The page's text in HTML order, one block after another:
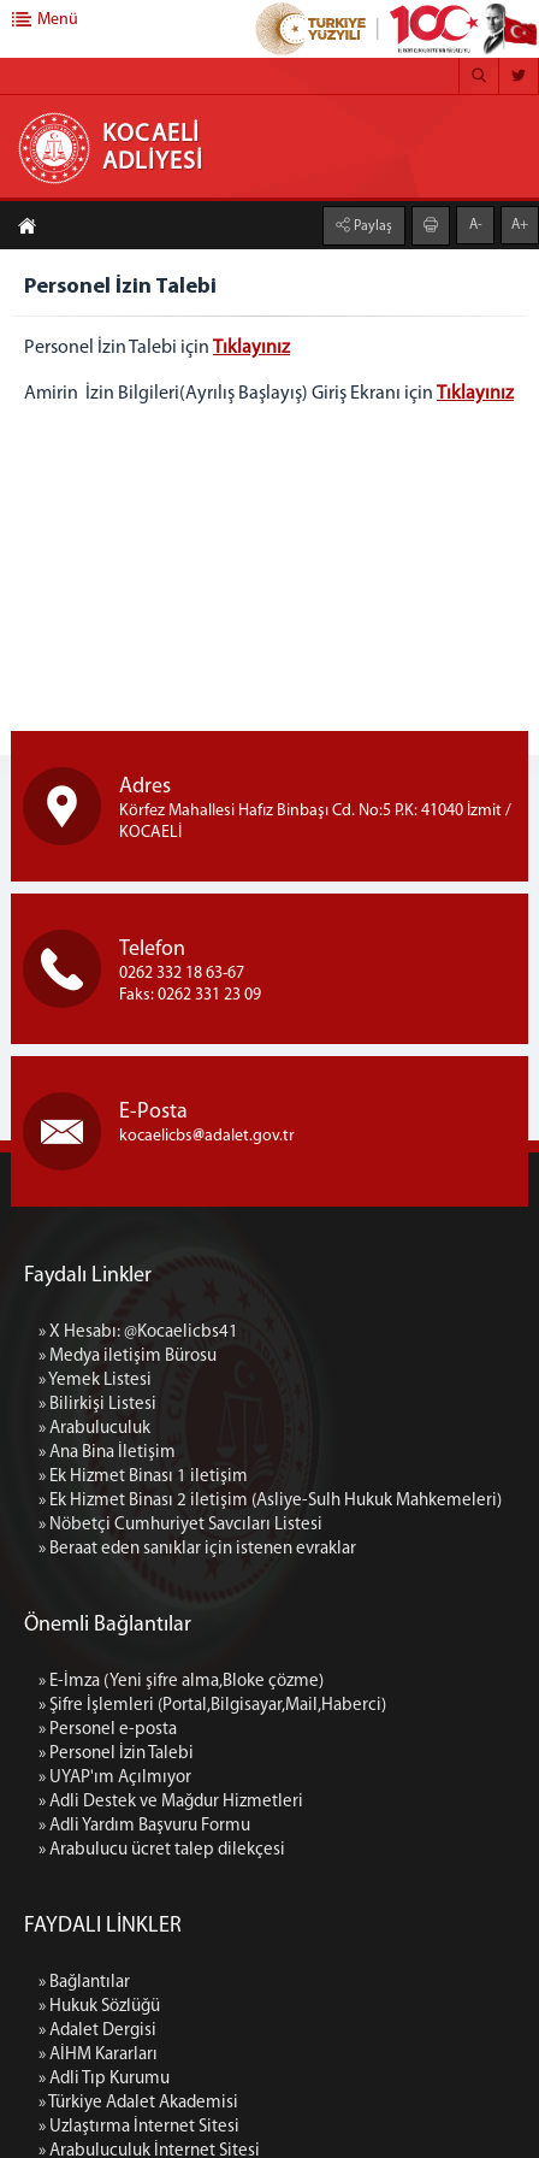
KOCAELİ ADLİYESİ
ANA SAYFA
ADLİYEMİZ
Kocaeli Adliyesi
Mülhakatlarımız
Gölcük Adliyesi
Kandıra Adliyesi
Şifre İşlemleri (Portal,Bilgisayar,Mail,Haberci)
Personel e-posta
UYAP'ım Açılmıyor
Adliye Lojmanları
Yemek Listesi
Cumhuriyet Başsavcı Vekillerimiz
Cumhuriyet Başsavcılığı Birimleri
Nöbetçi Cumhuriyet Savcıları Listesi
ADALET KOMİSYONU
Adalet Komisyonu Üyelerimiz
Mahkemeler
İCRA DAİRELERİ BŞK.
İcra Daireleri Başkanlığı
İcra Daireleri Başkanlığı Faaliyet Raporları
İcra Müdürlükleri
İLETİŞİM
Ek Hizmet Binası 2 iletişim (Asliye-Sulh Hukuk
Menü
KOCAELİ
ADLİYESİ
Paylaş A- A+
Personel İzin Talebi
Personel İzin Talebi için Tıklayınız
Amirin İzin Bilgileri(Ayrılış Başlayış) Giriş Ekranı için Tıklayınız
Adres
Körfez Mahallesi Hafız Binbaşı Cd. No:5 P.K: 41040 İzmit /
KOCAELİ
Telefon
0262 332 18 63-67
Faks: 0262 331 23 09
E-Posta
kocaelicbs adalet.gov.tr
Faydalı Linkler
» X Hesabı: @Kocaelicbs41
» Medya iletişim Bürosu
» Yemek Listesi
» Bilirkişi Listesi
» Arabuluculuk
» Ana Bina İletişim
» Ek Hizmet Binası 1 iletişim
» Ek Hizmet Binası 2 iletişim (Asliye-Sulh Hukuk Mahkemeleri)
» Nöbetçi Cumhuriyet Savcıları Listesi
» Beraat eden sanıklar için istenen evraklar
Önemli Bağlantılar
» E-İmza (Yeni şifre alma,Bloke çözme)
» Şifre İşlemleri (Portal,Bilgisayar,Mail,Haberci)
» Personel e-posta
» Personel İzin Talebi
» UYAP'ım Açılmıyor
» Adli Destek ve Mağdur Hizmetleri
» Adli Yardım Başvuru Formu
» Arabulucu ücret talep dilekçesi
FAYDALI LİNKLER
» Bağlantılar
» Hukuk Sözlüğü
» Adalet Dergisi
» AİHM Kararları
» Adli Tıp Kurumu
» Türkiye Adalet Akademisi
» Uzlaştırma İnternet Sitesi
» Arabuluculuk İnternet Sitesi